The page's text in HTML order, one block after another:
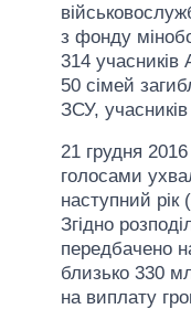
з фонду
314 учасників
50 сімей
ЗСУ,
21 грудня
голосами
наступний
Згідно
передбачено
близько 330
на виплату